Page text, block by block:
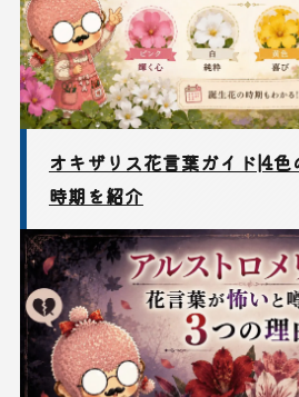
オキザリス花言葉ガイド|4
時期を紹介